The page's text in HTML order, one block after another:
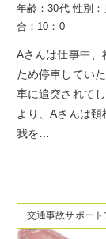
年齢：30代 性別：
合：10：0
Aさんは仕事中
ため停車してい
車に追突されて
より、Aさんは
我を…
交通事故サポート